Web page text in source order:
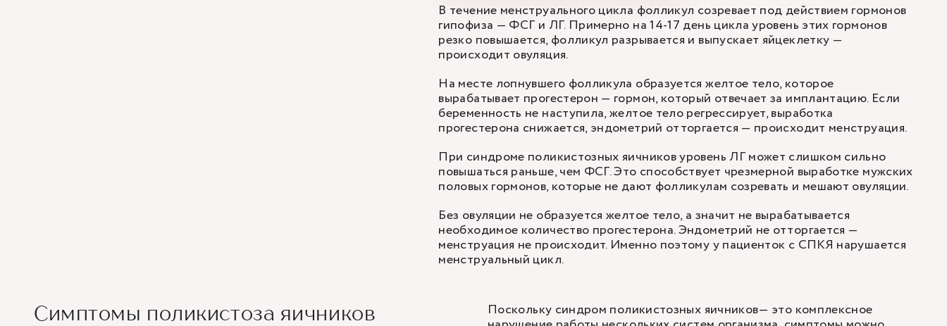
В течение менструального цикла фолликул созревает под действием гормонов
гипофиза — ФСГ и ЛГ. Примерно на 14-17 день цикла уровень этих гормонов
резко повышается, фолликул разрывается и выпускает яйцеклетку —
происходит овуляция.
На месте лопнувшего фолликула образуется желтое тело, которое
вырабатывает прогестерон — гормон, который отвечает за имплантацию. Если
беременность не наступила, желтое тело регрессирует, выработка
прогестерона снижается, эндометрий отторгается — происходит менструация.
При синдроме поликистозных яичников уровень ЛГ может слишком сильно
повышаться раньше, чем ФСГ. Это способствует чрезмерной выработке мужских
половых гормонов, которые не дают фолликулам созревать и мешают овуляции.
Без овуляции не образуется желтое тело, а значит не вырабатывается
необходимое количество прогестерона. Эндометрий не отторгается —
менструация не происходит. Именно поэтому у пациенток с СПКЯ нарушается
менструальный цикл.
Симптомы поликистоза яичников
Поскольку синдром поликистозных яичников— это комплексное